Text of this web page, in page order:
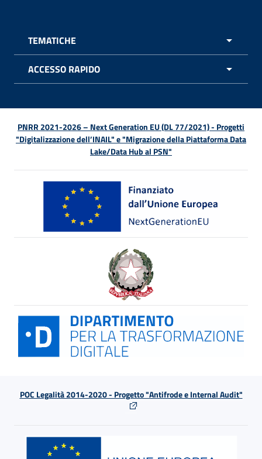
TEMATICHE
ACCESSO RAPIDO
PNRR 2021-2026 – Next Generation EU (DL 77/2021) - Progetti
"Digitalizzazione dell’INAIL" e "Migrazione della Piattaforma Data
Lake/Data Hub al PSN"
POC Legalità 2014-2020 - Progetto "Antifrode e Internal Audit"